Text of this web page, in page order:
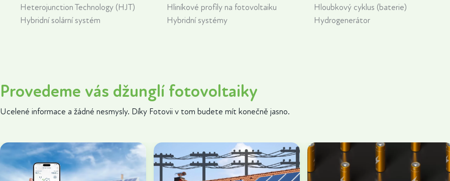
Heterojunction Technology (HJT) Hliníkové profily na fotovoltaiku Hloubkový cyklus (baterie)
Hybridní solární systém
Hybridní systémy Hydrogenerátor
Provedeme vás džunglí fotovoltaiky
Ucelené informace a žádné nesmysly. Díky Fotovii v tom budete mít konečně jasno.